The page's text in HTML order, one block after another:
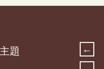
題